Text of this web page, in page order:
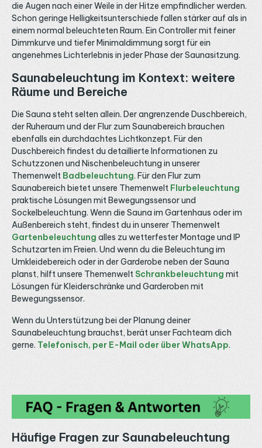
die Augen nach einer Weile in der Hitze empfindlicher werden.
Schon geringe Helligkeitsunterschiede fallen stärker auf als in
einem normal beleuchteten Raum. Ein Controller mit feiner
Dimmkurve und tiefer Minimaldimmung sorgt für ein
angenehmes Lichterlebnis in jeder Phase der Saunasitzung.
Saunabeleuchtung im Kontext: weitere
Räume und Bereiche
Die Sauna steht selten allein. Der angrenzende Duschbereich,
der Ruheraum und der Flur zum Saunabereich brauchen
ebenfalls ein durchdachtes Lichtkonzept. Für den
Duschbereich findest du detaillierte Informationen zu
Schutzzonen und Nischenbeleuchtung in unserer
Themenwelt Badbeleuchtung. Für den Flur zum
Saunabereich bietet unsere Themenwelt Flurbeleuchtung
praktische Lösungen mit Bewegungssensor und
Sockelbeleuchtung. Wenn die Sauna im Gartenhaus oder im
Außenbereich steht, findest du in unserer Themenwelt
Gartenbeleuchtung alles zu wetterfester Montage und IP
Schutzarten im Freien. Und wenn du die Beleuchtung im
Umkleidebereich oder in der Garderobe neben der Sauna
planst, hilft unsere Themenwelt Schrankbeleuchtung mit
Lösungen für Kleiderschränke und Garderoben mit
Bewegungssensor.
Wenn du Unterstützung bei der Planung deiner
Saunabeleuchtung brauchst, berät unser Fachteam dich
gerne. Telefonisch, per E-Mail oder über WhatsApp.
Häufige Fragen zur Saunabeleuchtung